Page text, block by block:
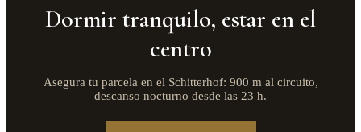
Dormir tranquilo, estar en el
centro
Asegura tu parcela en el Schitterhof: 900 m al circuito,
descanso nocturno desde las 23 h.